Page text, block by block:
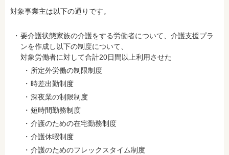
対象事業主は以下の通りです。
要介護状態家族の介護をする労働者について、介護支援プラ
ンを作成し以下の制度について、
対象労働者に対して合計20日間以上利用させた
所定外労働の制限制度
時差出勤制度
深夜業の制限制度
短時間勤務制度
介護のための在宅勤務制度
介護休暇制度
介護のためのフレックスタイム制度